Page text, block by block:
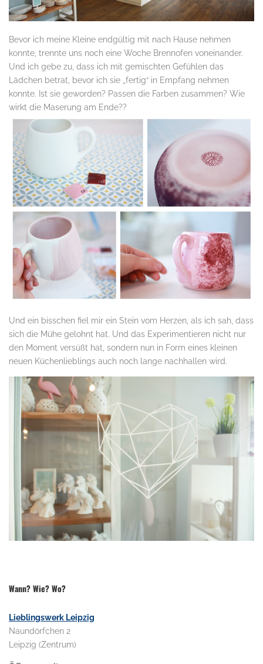
Bevor ich meine Kleine endgültig mit nach Hause nehmen
konnte, trennte uns noch eine Woche Brennofen voneinander.
Und ich gebe zu, dass ich mit gemischten Gefühlen das
Lädchen betrat, bevor ich sie „fertig“ in Empfang nehmen
konnte. Ist sie geworden? Passen die Farben zusammen? Wie
wirkt die Maserung am Ende??
Und ein bisschen fiel mir ein Stein vom Herzen, als ich sah, dass
sich die Mühe gelohnt hat. Und das Experimentieren nicht nur
den Moment versüßt hat, sondern nun in Form eines kleinen
neuen Küchenlieblings auch noch lange nachhallen wird.
Wann? Wie? Wo?
Lieblingswerk Leipzig
Naundörfchen 2
Leipzig (Zentrum)